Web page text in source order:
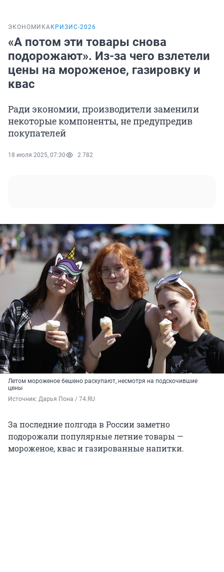
ЭКОНОМИКА КРИЗИС-2026
«А потом эти товары снова
подорожают». Из-за чего взлетели
цены на мороженое, газировку и
квас
Ради экономии, производители заменили
некоторые компоненты, не предупредив
покупателей
18 июля 2025, 07:30 2 782
Летом мороженое бешено раскупают, несмотря на подскочившие
цены
Источник: Дарья Пона / 74.RU
За последние полгода в России заметно
подорожали популярные летние товары —
мороженое, квас и газированные напитки.